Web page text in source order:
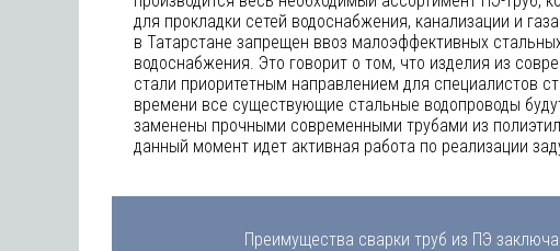
для прокладки сетей водоснабжения, канализации и
в Татарстане запрещен ввоз малоэффективных
водоснабжения. Это говорит о том, что изделия из
стали приоритетным направлением для специалистов
времени все существующие стальные водопроводы
заменены прочными современными трубами из
данный момент идет активная работа по реализации
Преимущества сварки труб из ПЭ